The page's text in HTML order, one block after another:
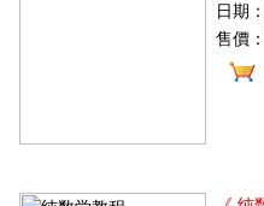
日期
售價